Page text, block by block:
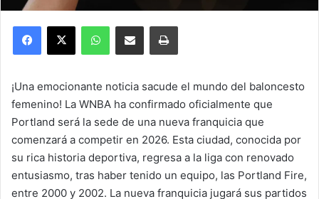
Facebook
X WhatsAppCompartir por correo electrónicoImprimir
¡Una emocionante noticia sacude el mundo del baloncesto
femenino! La WNBA ha confirmado oficialmente que
Portland será la sede de una nueva franquicia que
comenzará a competir en 2026. Esta ciudad, conocida por
su rica historia deportiva, regresa a la liga con renovado
entusiasmo, tras haber tenido un equipo, las Portland Fire,
entre 2000 y 2002. La nueva franquicia jugará sus partidos